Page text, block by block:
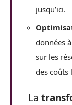
jusqu’ici.
données
sur les
des coûts
La